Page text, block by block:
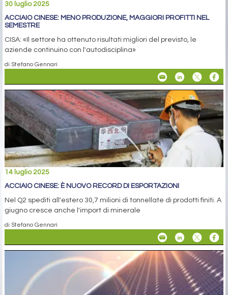
30 luglio 2025
ACCIAIO CINESE: MENO PRODUZIONE, MAGGIORI PROFITTI NEL
SEMESTRE
CISA: «Il settore ha ottenuto risultati migliori del previsto, le
aziende continuino con l'autodisciplina»
di Stefano Gennari
14 luglio 2025
ACCIAIO CINESE: È NUOVO RECORD DI ESPORTAZIONI
Nel Q2 spediti all'estero 30,7 milioni di tonnellate di prodotti finiti. A
giugno cresce anche l'import di minerale
di Stefano Gennari